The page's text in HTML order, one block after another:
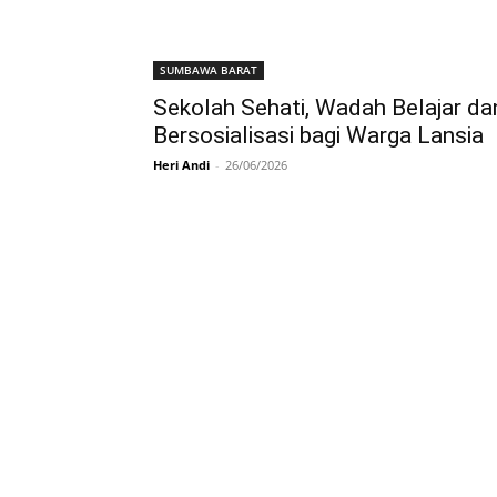
SUMBAWA BARAT
Sekolah Sehati, Wadah Belajar
Bersosialisasi bagi Warga Lansia
Heri Andi - 26/06/2026